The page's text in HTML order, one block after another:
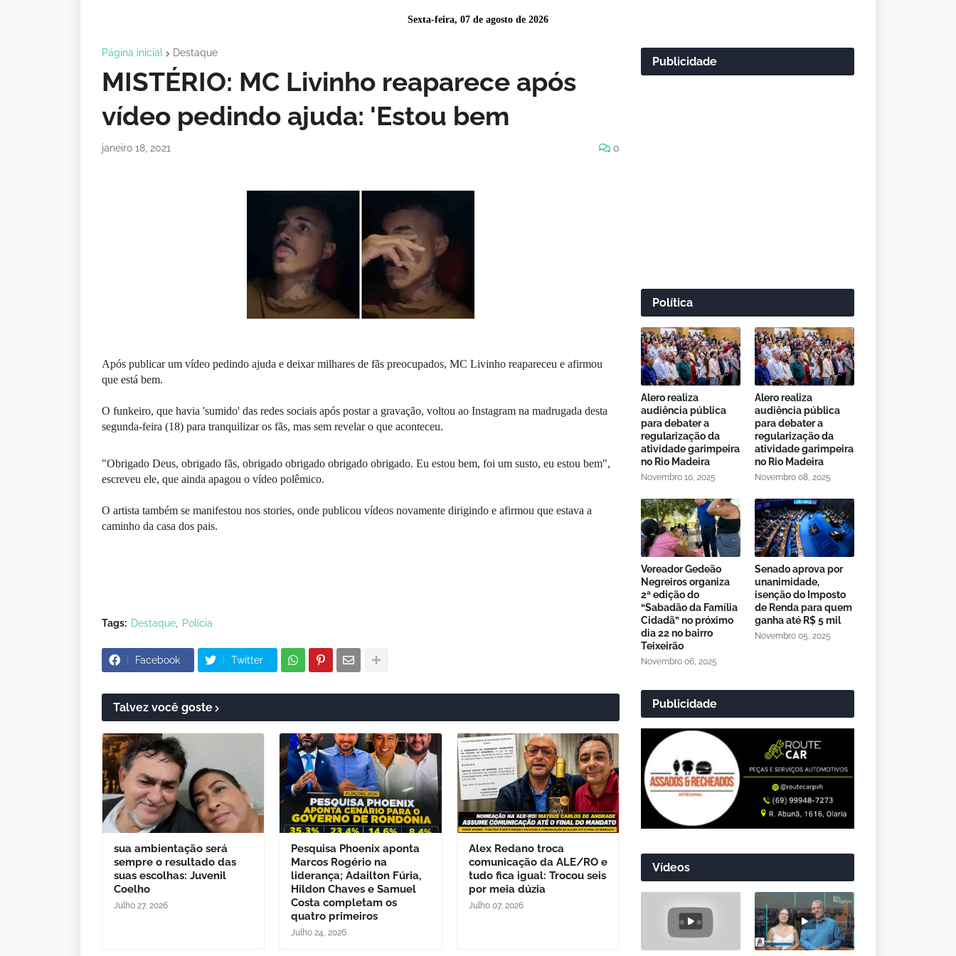
Sexta-feira, 07 de agosto de 2026
Página inicial Destaque
MISTÉRIO: MC Livinho reaparece após
vídeo pedindo ajuda: 'Estou bem
janeiro 18, 2021 0
Após publicar um vídeo pedindo ajuda e deixar milhares de fãs preocupados, MC Livinho reapareceu e afirmou
que está bem.
O funkeiro, que havia 'sumido' das redes sociais após postar a gravação, voltou ao Instagram na madrugada desta
segunda-feira (18) para tranquilizar os fãs, mas sem revelar o que aconteceu.
"Obrigado Deus, obrigado fãs, obrigado obrigado obrigado obrigado. Eu estou bem, foi um susto, eu estou bem",
escreveu ele, que ainda apagou o vídeo polêmico.
O artista também se manifestou nos stories, onde publicou vídeos novamente dirigindo e afirmou que estava a
caminho da casa dos pais.
Tags: Destaque Polícia
Facebook Twitter
Talvez você goste
sua ambientação será
sempre o resultado das
suas escolhas: Juvenil
Coelho
Julho 27, 2026
Pesquisa Phoenix aponta
Marcos Rogério na
liderança; Adailton Fúria,
Hildon Chaves e Samuel
Costa completam os
quatro primeiros
Julho 24, 2026
Alex Redano troca
comunicação da ALE/RO e
tudo fica igual: Trocou seis
por meia dúzia
Julho 07, 2026
Publicidade
Política
Alero realiza
audiência pública
para debater a
regularização da
atividade garimpeira
no Rio Madeira
Novembro 10, 2025
Alero realiza
audiência pública
para debater a
regularização da
atividade garimpeira
no Rio Madeira
Novembro 08, 2025
Vereador Gedeão
Negreiros organiza
2ª edição do
“Sabadão da Família
Cidadã” no próximo
dia 22 no bairro
Teixeirão
Novembro 06, 2025
Senado aprova por
unanimidade,
isenção do Imposto
de Renda para quem
ganha até R$ 5 mil
Novembro 05, 2025
Publicidade
Vídeos